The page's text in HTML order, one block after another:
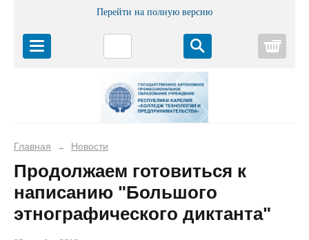
Перейти на полную версию
Главная → Новости
Продолжаем готовиться к
написанию "Большого
этнографического диктанта"